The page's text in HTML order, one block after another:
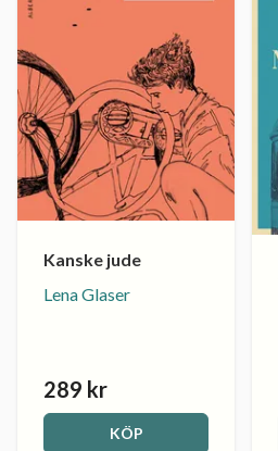
Kanske jude
Lena Glaser
289 kr
KÖP